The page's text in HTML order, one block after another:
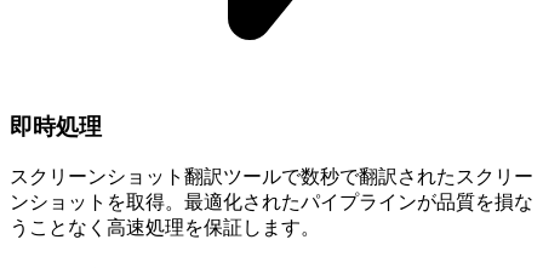
即時処理
スクリーンショット翻訳ツールで数秒で翻訳されたスクリー
ンショットを取得。最適化されたパイプラインが品質を損な
うことなく高速処理を保証します。